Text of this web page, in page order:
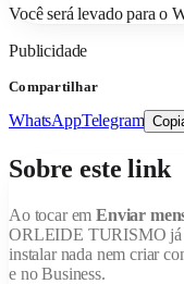
Você será levado para o
Publicidade
Compartilhar
WhatsAppTelegram
Sobre este link
Ao tocar emEnviar
ORLEIDE TURISMO
instalar nada nem criar
e no Business.